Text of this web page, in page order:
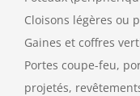
Cloisons légères ou
Gaines et coffres
Portes coupe-feu,
projetés,